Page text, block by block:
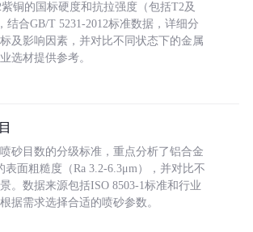
铜的国标硬度和抗拉强度（包括T2及
结合GB/T 5231-2012标准数据，详细分
及影响因素，并对比不同状态下的金属
选材提供参考。
砂目数的分级标准，重点分析了铝合金
表面粗糙度（Ra 3.2-6.3μm），并对比不
。数据来源包括ISO 8503-1标准和行业
据需求选择合适的喷砂参数。